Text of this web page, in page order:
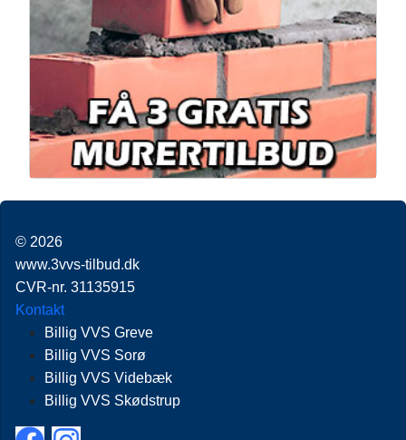
© 2026
www.3vvs-tilbud.dk
CVR-nr. 31135915
Kontakt
Billig VVS Greve
Billig VVS Sorø
Billig VVS Videbæk
Billig VVS Skødstrup